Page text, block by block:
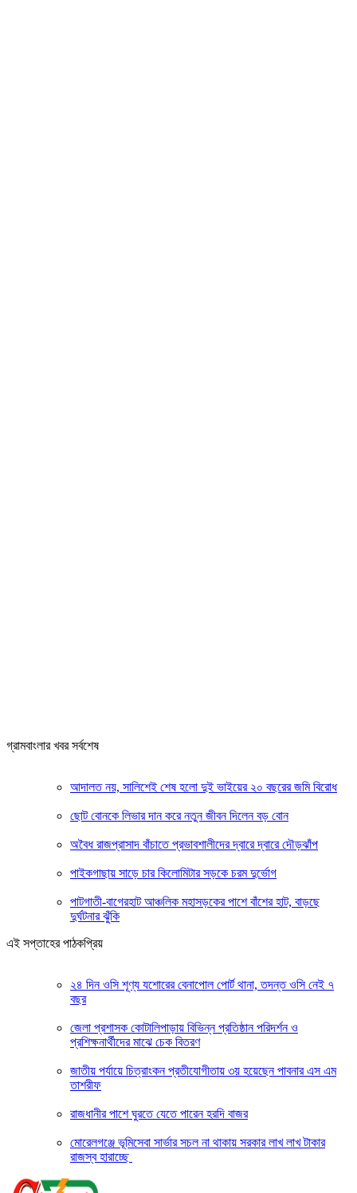
গ্রামবাংলার খবর সর্বশেষ
আদালত নয়, সালিশেই শেষ হলো দুই ভাইয়ের ২০ বছরের জমি বিরোধ
ছোট বোনকে লিভার দান করে নতুন জীবন দিলেন বড় বোন
অবৈধ রাজপ্রাসাদ বাঁচাতে প্রভাবশালীদের দ্বারে দ্বারে দৌড়ঝাঁপ
পাইকগাছায় সাড়ে চার কিলোমিটার সড়কে চরম দুর্ভোগ
পাটগাতী-বাগেরহাট আঞ্চলিক মহাসড়কের পাশে বাঁশের হাট, বাড়ছে
দুর্ঘটনার ঝুঁকি
এই সপ্তাহের পাঠকপ্রিয়
২৪ দিন ওসি শূণ্য যশোরের বেনাপোল পোর্ট থানা, তদন্ত ওসি নেই ৭
বছর
জেলা প্রশাসক কোটালিপাড়ায় বিভিন্ন প্রতিষ্ঠান পরিদর্শন ও
প্রশিক্ষনার্থীদের মাঝে চেক বিতরণ
জাতীয় পর্যায়ে চিত্রাংকন প্রতীযোগীতায় ৩য় হয়েছেন পাবনার এস এম
তাশরীফ
রাজধানীর পাশে ঘুরতে যেতে পারেন হরদি বাজর
মোরেলগঞ্জে ভূমিসেবা সার্ভার সচল না থাকায় সরকার লাখ লাখ টাকার
রাজস্ব হারাচ্ছে